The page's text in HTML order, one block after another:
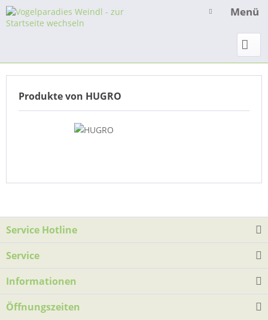
Menü
Produkte von HUGRO
Service Hotline
Service
Informationen
Öffnungszeiten